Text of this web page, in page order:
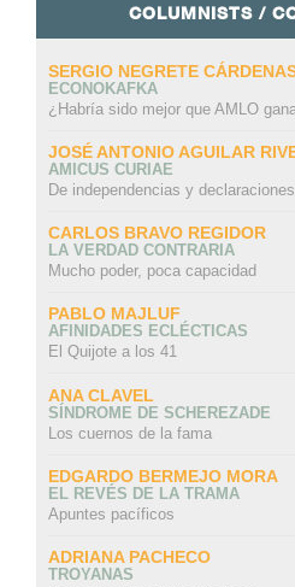
COLUMNISTS /
SERGIO NEGRETE
ECONOKAFKA
¿Habría sido mejor que AMLO
JOSÉ ANTONIO AGUILAR
AMICUS CURIAE
De independencias y declaraciones
CARLOS BRAVO REGIDOR
LA VERDAD CONTRARIA
Mucho poder, poca capacidad
PABLO MAJLUF
AFINIDADES ECLÉCTICAS
El Quijote a los 41
ANA CLAVEL
SÍNDROME DE SCHEREZADE
Los cuernos de la fama
EDGARDO BERMEJO MORA
EL REVÉS DE LA TRAMA
Apuntes pacíficos
ADRIANA PACHECO
TROYANAS